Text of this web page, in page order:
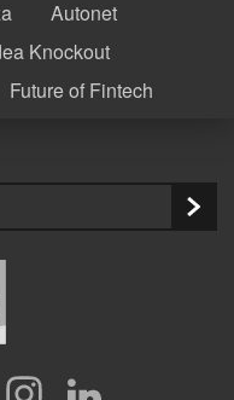
Autonet
Knockout
Future of Fintech